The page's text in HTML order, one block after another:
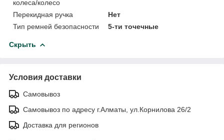
колеса/колесо
Перекидная ручка
Нет
Тип ремней безопасности
5-ти точечные
Скрыть
Условия доставки
Самовывоз
Самовывоз по адресу г.Алматы, ул.Корнилова 26/2
Доставка для регионов